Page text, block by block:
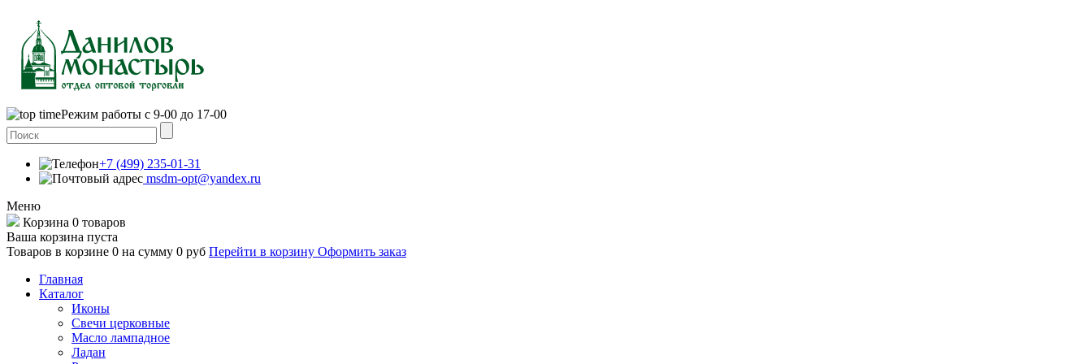
Режим работы с 9-00 до 17-00
+7 (499) 235-01-31
msdm-opt@yandex.ru
Меню
Корзина 0 товаров
Ваша корзина пуста
Товаров в корзине 0 на сумму 0 руб Перейти в корзину Оформить заказ
Главная
Каталог
Иконы
Свечи церковные
Масло лампадное
Ладан